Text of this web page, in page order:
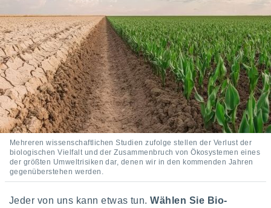
Mehreren wissenschaftlichen Studien zufolge stellen der Verlust der
biologischen Vielfalt und der Zusammenbruch von Ökosystemen eines
der größten Umweltrisiken dar, denen wir in den kommenden Jahren
gegenüberstehen werden.
Jeder von uns kann etwas tun.Wählen Sie Bio-